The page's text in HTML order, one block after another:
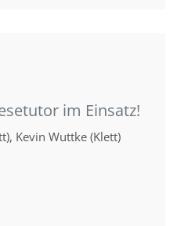
im Einsatz!
Kevin Wuttke (Klett)